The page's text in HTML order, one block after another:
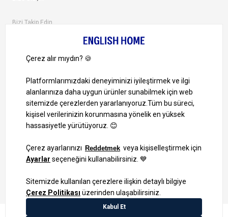
Bizi Takip Edin
1000 TL ve Üzeri Alışverişlerinizde Kargo Bedava!
Bilgi Toplum Hizmetleri
KVKK Veri İşleme Politikamız
Site Haritası